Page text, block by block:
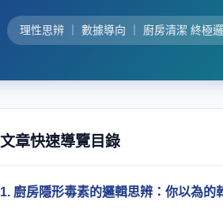
理性思辨 ｜ 數據導向 ｜ 廚房清潔 終極
文章快速導覽目錄
1. 廚房隱形毒素的邏輯思辨：你以為的